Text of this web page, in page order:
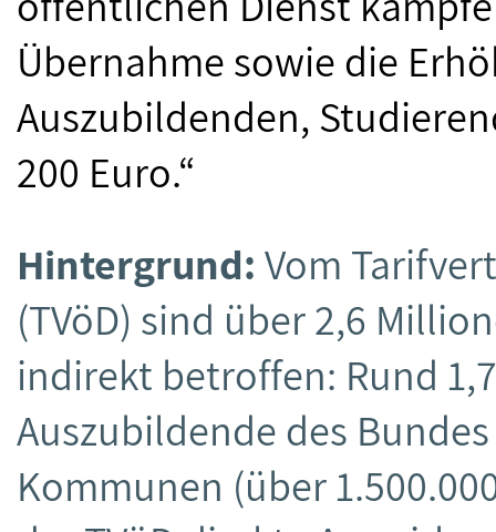
Übernahme sowie die
Auszubildenden,
200 Euro.“
Hintergrund: Vom
(TVöD) sind über 2,6
indirekt betroffen: Rund
Auszubildende des
Kommunen (über